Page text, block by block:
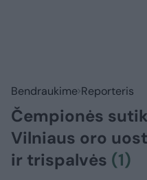
Bendraukime Reporteris
Čempionės
Vilniaus oro
ir trispalvės (1)